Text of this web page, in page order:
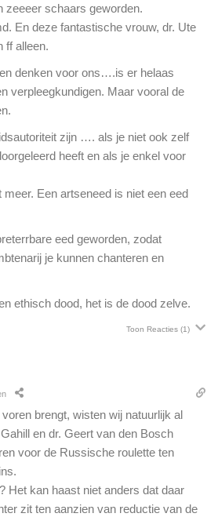
zeeeer schaars geworden.
En deze fantastische vrouw, dr. Ute
ff alleen.
denken voor ons….is er helaas
verpleegkundigen. Maar vooral de
zijn …. als je niet ook zelf
heeft en als je enkel voor
Een artseneed is niet een eed
eed geworden, zodat
je kunnen chanteren en
ethisch dood, het is de dood zelve.
Toon Reacties (1)
brengt, wisten wij natuurlijk al
en dr. Geert van den Bosch
voor de Russische roulette ten
Het kan haast niet anders dat daar
zit ten aanzien van reductie van de